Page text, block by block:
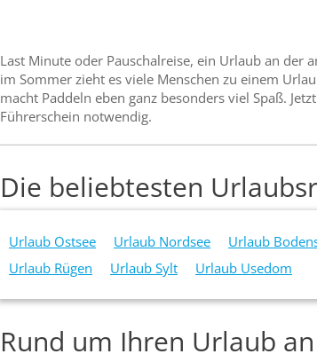
Last Minute oder Pauschalreise, ein Urlaub an der
im Sommer zieht es viele Menschen zu einem
macht Paddeln eben ganz besonders viel Spaß.
Führerschein notwendig.
Die beliebtesten
Urlaub Ostsee Urlaub Nordsee Urlaub
Urlaub Rügen
Urlaub Sylt Urlaub Usedom
Rund um Ihren Urlaub